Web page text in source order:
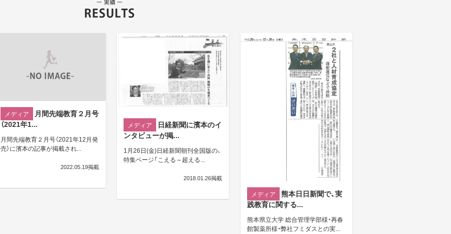
メディア
月間先端教育２月号
（2021年1...
月間先端教育２月号（2021年12月発
売）に濱本の記事が掲載され...
2022.05.19掲載
メディア
日経新聞に濱本のイ
ンタビューが掲...
1月26日(金)日経新聞朝刊全国版の、
特集ページ「こえる～超える...
2018.01.26掲載
メディア
熊本日日新聞で、実
践教育に関する...
熊本県立大学 総合管理学部様・再春
館製薬所様・弊社フミダスとの実...